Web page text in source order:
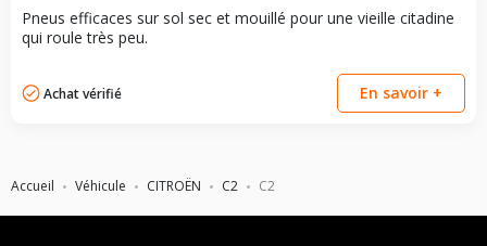
Accueil Véhicule CITROËN C2 C2
Pneus efficaces sur sol sec et mouillé pour une vieille citadine
qui roule très peu.
Achat vérifié En savoir +